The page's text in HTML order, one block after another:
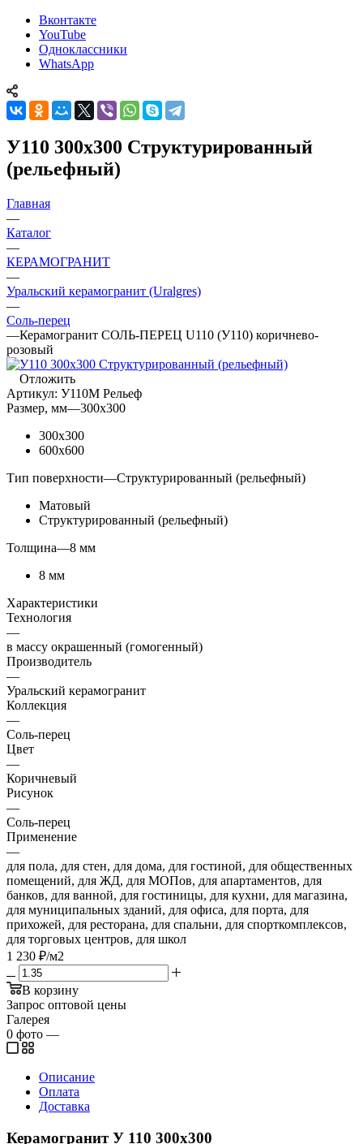
Вконтакте
YouTube
Одноклассники
WhatsApp
У110 300х300 Структурированный
(рельефный)
Главная
—
Каталог
—
КЕРАМОГРАНИТ
—
Уральский керамогранит (Uralgres)
—
Соль-перец
—Керамогранит СОЛЬ-ПЕРЕЦ U110 (У110) коричнево-
розовый
Отложить
Артикул: У110М Рельеф
Размер, мм—300x300
300x300
600x600
Тип поверхности—Структурированный (рельефный)
Матовый
Структурированный (рельефный)
Толщина—8 мм
8 мм
Характеристики
Технология
—
в массу окрашенный (гомогенный)
Производитель
—
Уральский керамогранит
Коллекция
—
Соль-перец
Цвет
—
Коричневый
Рисунок
—
Соль-перец
Применение
—
для пола, для стен, для дома, для гостиной, для общественных
помещений, для ЖД, для МОПов, для апартаментов, для
банков, для ванной, для гостиницы, для кухни, для магазина,
для муниципальных зданий, для офиса, для порта, для
прихожей, для ресторана, для спальни, для спорткомплексов,
для торговых центров, для школ
1 230 ₽/м2
В корзину
Запрос оптовой цены
Галерея
0 фото —
Описание
Оплата
Доставка
Керамогранит У 110 300х300